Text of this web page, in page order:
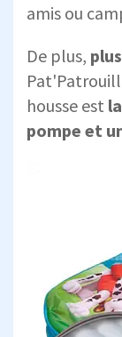
amis ou
De plus,
housse est
pompe et